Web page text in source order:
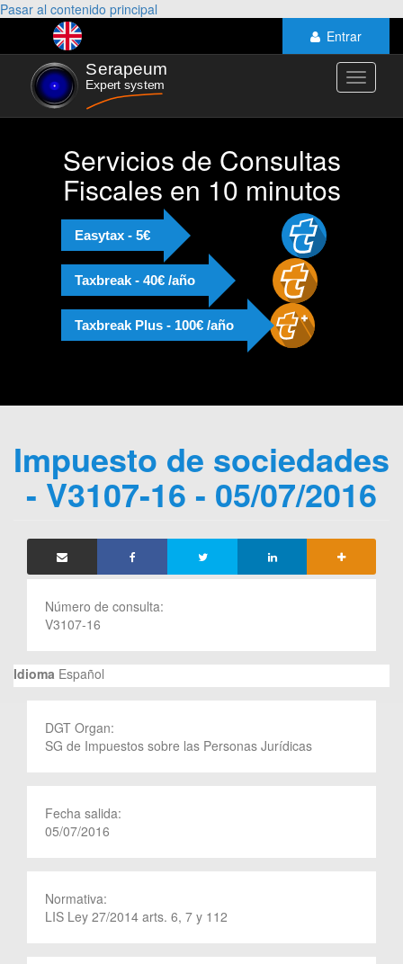
Pasar al contenido principal
Entrar
Toggle
Servicios de Consultas
Fiscales en 10 minutos
Easytax - 5€
Taxbreak - 40€ /año
Taxbreak Plus - 100€ /año
Impuesto de sociedades
- V3107-16 - 05/07/2016
Número de consulta:
V3107-16
Idioma Español
DGT Organ:
SG de Impuestos sobre las Personas Jurídicas
Fecha salida:
05/07/2016
Normativa:
LIS Ley 27/2014 arts. 6, 7 y 112